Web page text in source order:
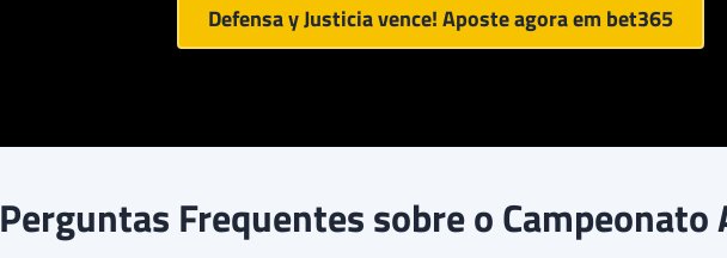
Defensa y Justicia vence! Aposte agora em bet365
Perguntas Frequentes sobre o